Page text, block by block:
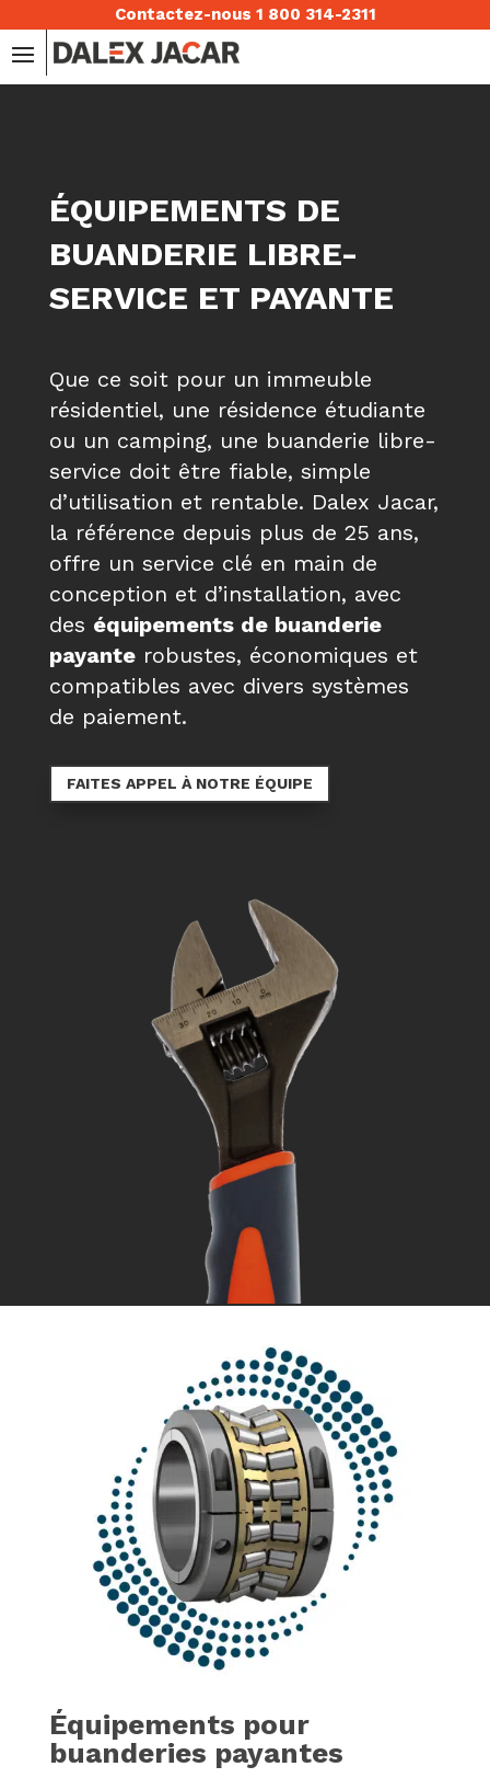
Contactez-nous 1 800 314-2311
ÉQUIPEMENTS DE
BUANDERIE LIBRE-
SERVICE ET PAYANTE
Que ce soit pour un immeuble
résidentiel, une résidence étudiante
ou un camping, une buanderie libre-
service doit être fiable, simple
d’utilisation et rentable. Dalex Jacar,
la référence depuis plus de 25 ans,
offre un service clé en main de
conception et d’installation, avec
des équipements de buanderie
payanterobustes, économiques et
compatibles avec divers systèmes
de paiement.
FAITES APPEL À NOTRE ÉQUIPE
Équipements pour
buanderies payantes